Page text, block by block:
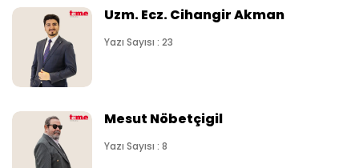
Uzm. Ecz. Cihangir Akman
Yazı Sayısı : 23
Mesut Nöbetçigil
Yazı Sayısı : 8